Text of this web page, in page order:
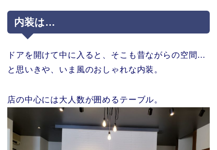
内装は…
ドアを開けて中に入ると、そこも昔ながらの空間…
と思いきや、いま風のおしゃれな内装。
店の中心には大人数が囲めるテーブル。